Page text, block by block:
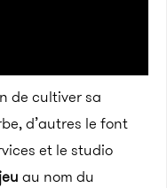
de cultiver sa
d’autres le font
et le studio
au nom du